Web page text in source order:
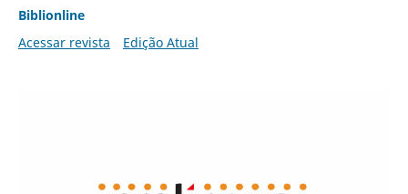
Biblionline
Acessar revista
Edição Atual